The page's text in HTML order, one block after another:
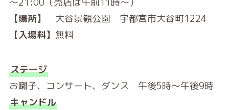
【場所】
大谷景観公園 宇都宮市大谷町1224
【入場料】 無料
ステージ
お囃子、コンサート、ダンス 午後5時～午後9時
キャンドル